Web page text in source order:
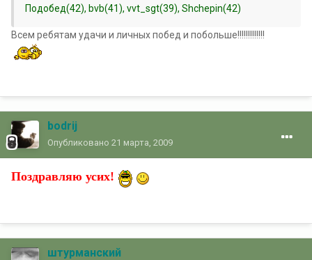
Подобед(42), bvb(41), vvt_sgt(39), Shchepin(42)
Всем ребятам удачи и личных побед и побольше!!!!!!!!!!!!!
bodrij
Опубликовано 21 марта, 2009
Поздравляю усих!
штурманский